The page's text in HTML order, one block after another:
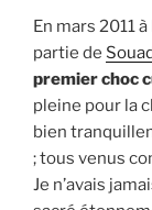
En mars 2011
partie de
premier choc
pleine pour la
bien
; tous venus
Je n’avais